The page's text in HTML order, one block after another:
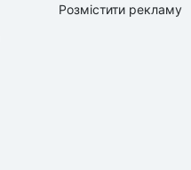
Розмістити рекламу